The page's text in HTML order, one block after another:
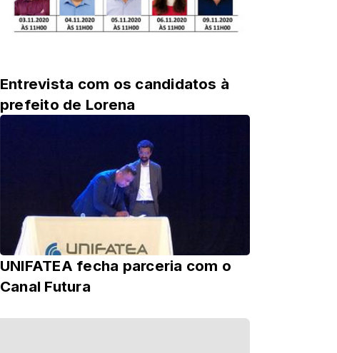
Entrevista com os candidatos à
prefeito de Lorena
UNIFATEA fecha parceria com o
Canal Futura